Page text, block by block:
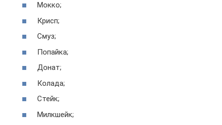
Мокко;
Крисп;
Смуз;
Попайка;
Донат;
Колада;
Стейк;
Милкшейк;